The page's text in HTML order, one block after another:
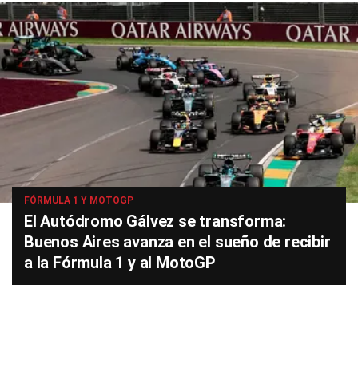
FÓRMULA 1 Y MOTOGP
El Autódromo Gálvez se transforma:
Buenos Aires avanza en el sueño de recibir
a la Fórmula 1 y al MotoGP